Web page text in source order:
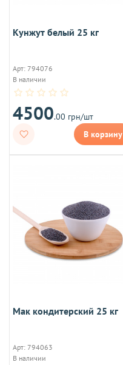
Кунжут белый 25 кг
Арт: 794076
В наличии
4500.00 грн/шт
В корзину
Мак кондитерский 25 кг
Арт: 794063
В наличии